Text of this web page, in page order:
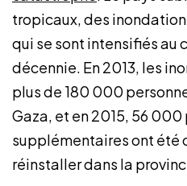
tropicaux, des
qui se sont intensifiés au
décennie. En 2013, les
plus de 180 000
Gaza, et en 2015, 56 000
supplémentaires ont été
réinstaller dans la